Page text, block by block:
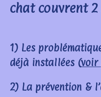
chat couvrent
1) Les
déjà installées (voir
2) La prévention &